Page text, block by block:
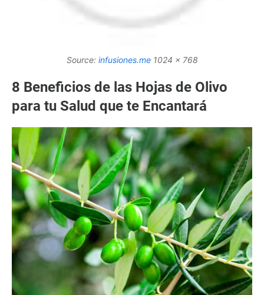
Source: infusiones.me1024 x 768
8 Beneficios de las Hojas de Olivo
para tu Salud que te Encantará